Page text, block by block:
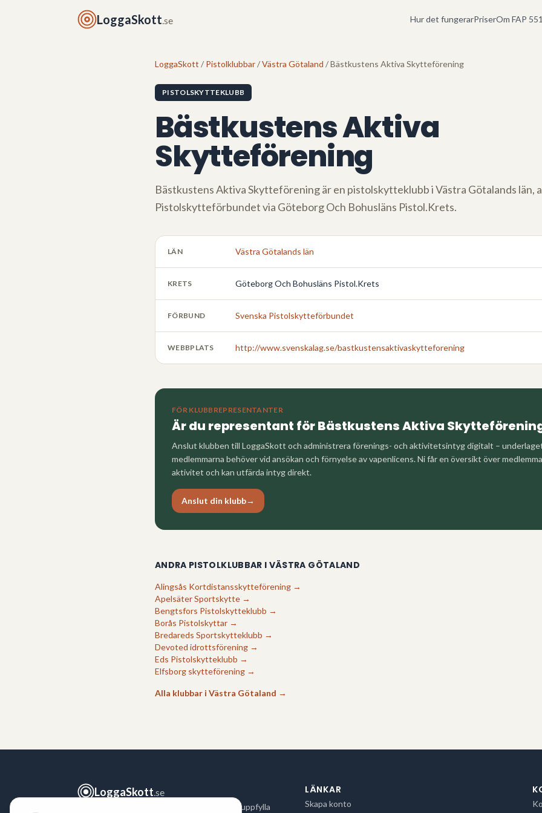
LoggaSkott.se Hur det fungerarPriserOm FAP
LoggaSkott / Pistolklubbar/Västra Götaland / Bästkustens Aktiva Skytteförening
PISTOLSKYTTEKLUBB
Bästkustens Aktiva
Skytteförening
Bästkustens Aktiva Skytteföreningär en pistolskytteklubb iVästra Götalands län,
Pistolskytteförbundet via Göteborg Och Bohusläns Pistol.Krets.
LÄN Västra Götalands län
KRETS Göteborg Och Bohusläns Pistol.Krets
FÖRBUND Svenska Pistolskytteförbundet
WEBBPLATS http://www.svenskalag.se/bastkustensaktivaskytteforening
FÖR KLUBBREPRESENTANTER
Är du representant förBästkustens Aktiva
Anslut klubben till LoggaSkott och administrera förenings- och aktivitetsintyg digitalt –
medlemmarna behöver vid ansökan och förnyelse av vapenlicens. Ni får en översikt över
aktivitet och kan utfärda intyg direkt.
Anslut din klubb→
ANDRA PISTOLKLUBBAR I VÄSTRA GÖTALAND
Alingsås Kortdistansskytteförening →
Apelsäter Sportskytte →
Bengtsfors Pistolskytteklubb →
Borås Pistolskyttar →
Bredareds Sportskytteklubb →
Devoted idrottsförening →
Eds Pistolskytteklubb →
Elfsborg skytteförening →
Alla klubbar i Västra Götaland →
LoggaSkott.se
Logga ditt skytte snabbt och enkelt för att uppfylla
LÄNKAR
Skapa konto